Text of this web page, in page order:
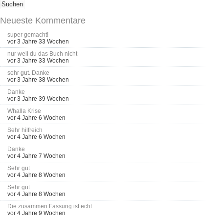
Neueste Kommentare
super gemacht!
vor 3 Jahre 33 Wochen
nur weil du das Buch nicht
vor 3 Jahre 33 Wochen
sehr gut. Danke
vor 3 Jahre 38 Wochen
Danke
vor 3 Jahre 39 Wochen
Whalla Krise
vor 4 Jahre 6 Wochen
Sehr hilfreich
vor 4 Jahre 6 Wochen
Danke
vor 4 Jahre 7 Wochen
Sehr gut
vor 4 Jahre 8 Wochen
Sehr gut
vor 4 Jahre 8 Wochen
Die zusammen Fassung ist echt
vor 4 Jahre 9 Wochen